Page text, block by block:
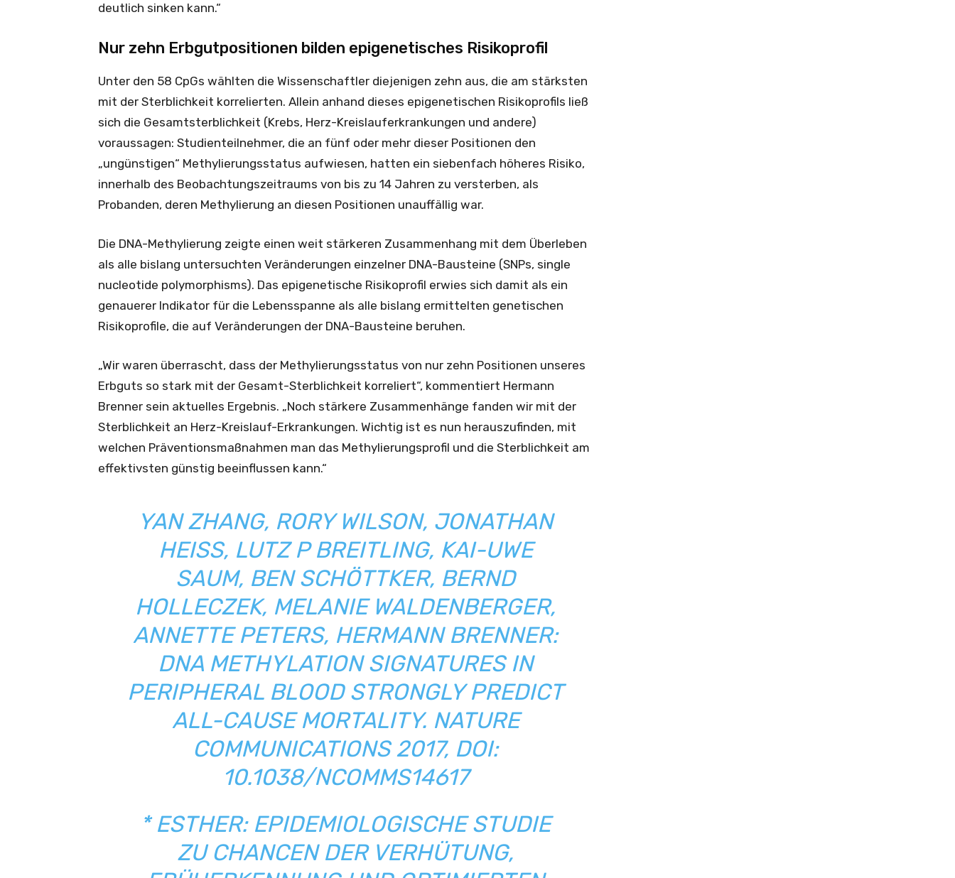
deutlich sinken kann.“
Nur zehn Erbgutpositionen bilden epigenetisches Risikoprofil
Unter den 58 CpGs wählten die Wissenschaftler diejenigen zehn aus, die am stärksten
mit der Sterblichkeit korrelierten. Allein anhand dieses epigenetischen Risikoprofils ließ
sich die Gesamtsterblichkeit (Krebs, Herz-Kreislauferkrankungen und andere)
voraussagen: Studienteilnehmer, die an fünf oder mehr dieser Positionen den
„ungünstigen“ Methylierungsstatus aufwiesen, hatten ein siebenfach höheres Risiko,
innerhalb des Beobachtungszeitraums von bis zu 14 Jahren zu versterben, als
Probanden, deren Methylierung an diesen Positionen unauffällig war.
Die DNA-Methylierung zeigte einen weit stärkeren Zusammenhang mit dem Überleben
als alle bislang untersuchten Veränderungen einzelner DNA-Bausteine (SNPs, single
nucleotide polymorphisms). Das epigenetische Risikoprofil erwies sich damit als ein
genauerer Indikator für die Lebensspanne als alle bislang ermittelten genetischen
Risikoprofile, die auf Veränderungen der DNA-Bausteine beruhen.
„Wir waren überrascht, dass der Methylierungsstatus von nur zehn Positionen unseres
Erbguts so stark mit der Gesamt-Sterblichkeit korreliert“, kommentiert Hermann
Brenner sein aktuelles Ergebnis. „Noch stärkere Zusammenhänge fanden wir mit der
Sterblichkeit an Herz-Kreislauf-Erkrankungen. Wichtig ist es nun herauszufinden, mit
welchen Präventionsmaßnahmen man das Methylierungsprofil und die Sterblichkeit am
effektivsten günstig beeinflussen kann.“
YAN ZHANG, RORY WILSON, JONATHAN
HEISS, LUTZ P BREITLING, KAI-UWE
SAUM, BEN SCHÖTTKER, BERND
HOLLECZEK, MELANIE WALDENBERGER,
ANNETTE PETERS, HERMANN BRENNER:
DNA METHYLATION SIGNATURES IN
PERIPHERAL BLOOD STRONGLY PREDICT
ALL-CAUSE MORTALITY. NATURE
COMMUNICATIONS 2017, DOI:
10.1038/NCOMMS14617
* ESTHER: EPIDEMIOLOGISCHE STUDIE
ZU CHANCEN DER VERHÜTUNG,